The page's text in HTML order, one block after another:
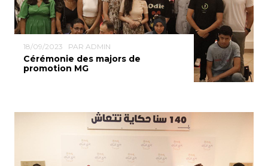
18/09/2023 PAR ADMIN
Cérémonie des majors de
promotion MG